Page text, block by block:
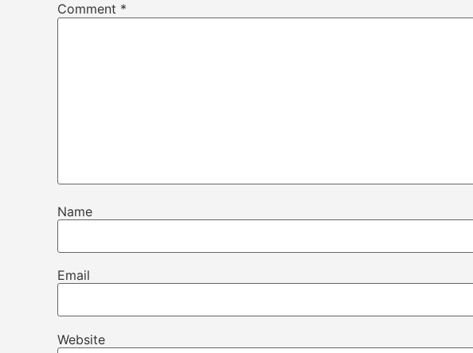
Comment *
Name
Email
Website